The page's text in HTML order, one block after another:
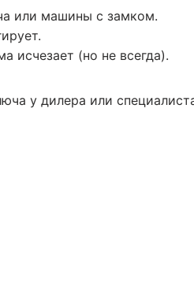
или машины с замком.
исчезает (но не всегда).
у дилера или